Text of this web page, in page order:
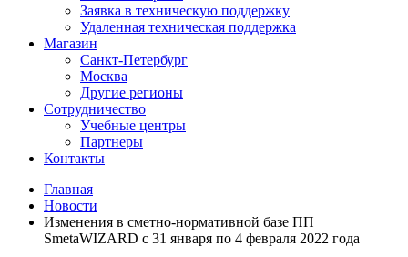
Заявка в техническую поддержку
Удаленная техническая поддержка
Магазин
Санкт-Петербург
Москва
Другие регионы
Сотрудничество
Учебные центры
Партнеры
Контакты
Главная
Новости
Изменения в сметно-нормативной базе ПП
SmetaWIZARD с 31 января по 4 февраля 2022 года